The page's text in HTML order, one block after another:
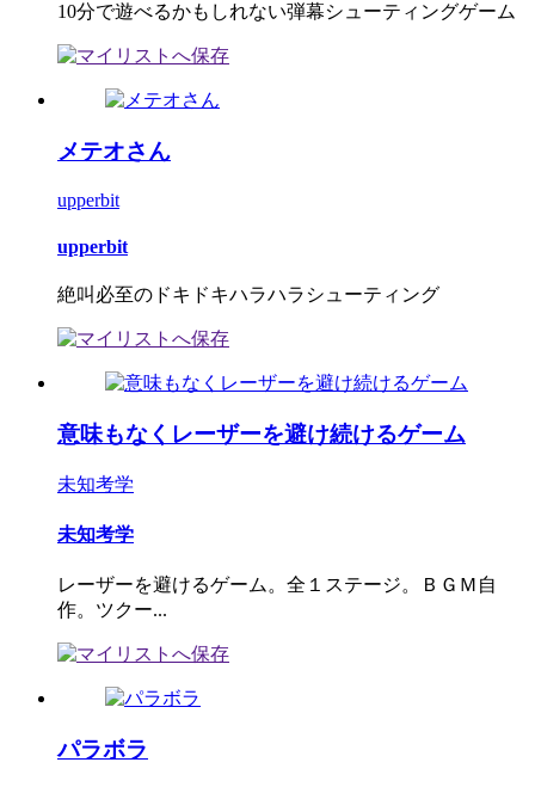
10分で遊べるかもしれない弾幕シューティングゲーム
メテオさん
upperbit
upperbit
絶叫必至のドキドキハラハラシューティング
意味もなくレーザーを避け続けるゲーム
未知考学
未知考学
レーザーを避けるゲーム。全１ステージ。ＢＧＭ自
作。ツクー...
パラボラ